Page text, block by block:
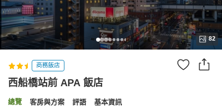
82
商務飯店
西船橋站前 APA 飯店
總覽 客房與方案 評語 基本資訊